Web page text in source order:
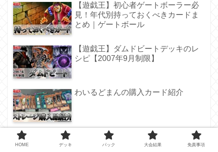
【遊戯王】初心者ゲートボーラー必
見！年代別持っておくべきカードま
とめ｜ゲートボール
【遊戯王】ダムドビートデッキのレ
シピ【2007年9月制限】
わいるどまんの購入カード紹介
【オフラインイベント】第20回リア
ルアラサー杯大会結果
HOME デッキ パック 大会結果 免責事項